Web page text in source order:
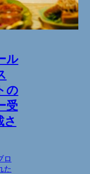
ル
の
受
さ
ロ
た